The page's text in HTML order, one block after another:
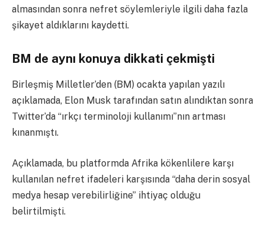
almasından sonra nefret söylemleriyle ilgili daha fazla
şikayet aldıklarını kaydetti.
BM de aynı konuya dikkati çekmişti
Birleşmiş Milletler’den (BM) ocakta yapılan yazılı
açıklamada, Elon Musk tarafından satın alındıktan sonra
Twitter’da “ırkçı terminoloji kullanımı”nın artması
kınanmıştı.
Açıklamada, bu platformda Afrika kökenlilere karşı
kullanılan nefret ifadeleri karşısında “daha derin sosyal
medya hesap verebilirliğine” ihtiyaç olduğu
belirtilmişti.